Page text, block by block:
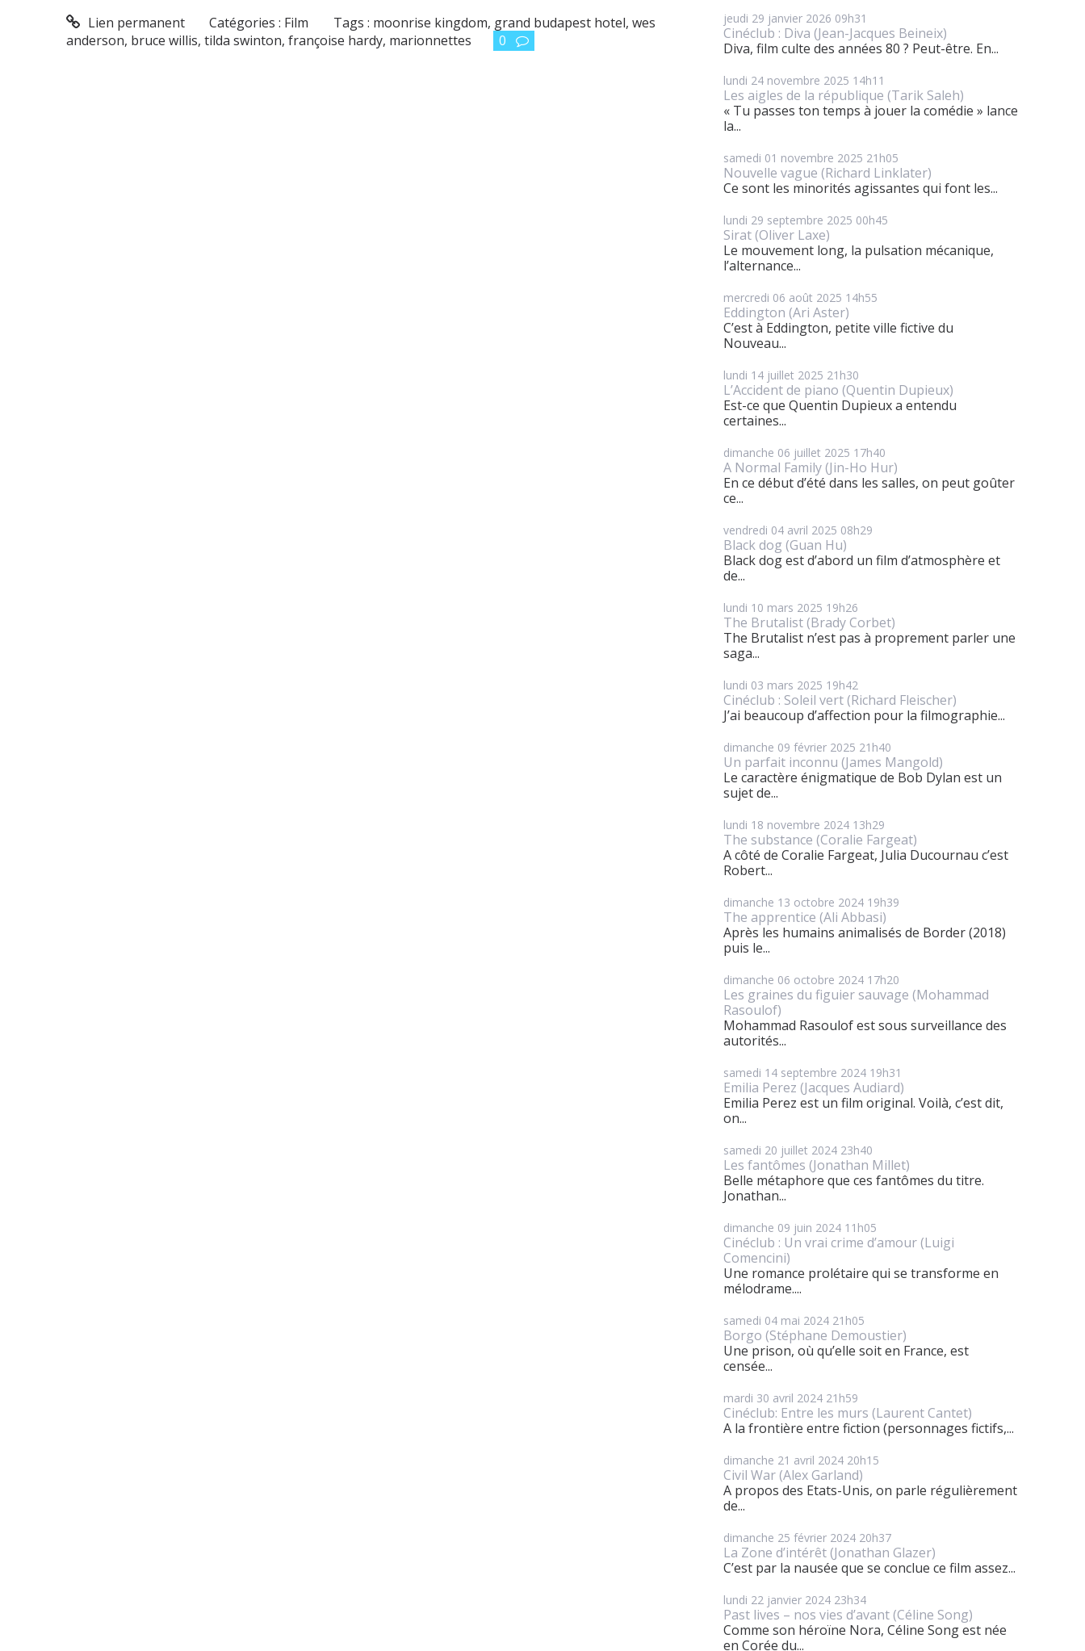
Lien permanent Catégories : Film Tags : moonrise kingdom, grand budapest hotel,wes
anderson, bruce willis, tilda swinton, françoise hardy, marionnettes 0
jeudi 29 janvier 2026 09h31
Cinéclub : Diva (Jean-Jacques Beineix)
Diva, film culte des années 80 ? Peut-être. En...
lundi 24 novembre 2025 14h11
Les aigles de la république (Tarik Saleh)
« Tu passes ton temps à jouer la comédie » lance
la...
samedi 01 novembre 2025 21h05
Nouvelle vague (Richard Linklater)
Ce sont les minorités agissantes qui font les...
lundi 29 septembre 2025 00h45
Sirat (Oliver Laxe)
Le mouvement long, la pulsation mécanique,
l’alternance...
mercredi 06 août 2025 14h55
Eddington (Ari Aster)
C’est à Eddington, petite ville fictive du
Nouveau...
lundi 14 juillet 2025 21h30
L’Accident de piano (Quentin Dupieux)
Est-ce que Quentin Dupieux a entendu
certaines...
dimanche 06 juillet 2025 17h40
A Normal Family (Jin-Ho Hur)
En ce début d’été dans les salles, on peut goûter
ce...
vendredi 04 avril 2025 08h29
Black dog (Guan Hu)
Black dog est d’abord un film d’atmosphère et
de...
lundi 10 mars 2025 19h26
The Brutalist (Brady Corbet)
The Brutalist n’est pas à proprement parler une
saga...
lundi 03 mars 2025 19h42
Cinéclub : Soleil vert (Richard Fleischer)
J’ai beaucoup d’affection pour la filmographie...
dimanche 09 février 2025 21h40
Un parfait inconnu (James Mangold)
Le caractère énigmatique de Bob Dylan est un
sujet de...
lundi 18 novembre 2024 13h29
The substance (Coralie Fargeat)
A côté de Coralie Fargeat, Julia Ducournau c’est
Robert...
dimanche 13 octobre 2024 19h39
The apprentice (Ali Abbasi)
Après les humains animalisés de Border (2018)
puis le...
dimanche 06 octobre 2024 17h20
Les graines du figuier sauvage (Mohammad
Rasoulof)
Mohammad Rasoulof est sous surveillance des
autorités...
samedi 14 septembre 2024 19h31
Emilia Perez (Jacques Audiard)
Emilia Perez est un film original. Voilà, c’est dit,
on...
samedi 20 juillet 2024 23h40
Les fantômes (Jonathan Millet)
Belle métaphore que ces fantômes du titre.
Jonathan...
dimanche 09 juin 2024 11h05
Cinéclub : Un vrai crime d’amour (Luigi
Comencini)
Une romance prolétaire qui se transforme en
mélodrame....
samedi 04 mai 2024 21h05
Borgo (Stéphane Demoustier)
Une prison, où qu’elle soit en France, est
censée...
mardi 30 avril 2024 21h59
Cinéclub: Entre les murs (Laurent Cantet)
A la frontière entre fiction (personnages fictifs,...
dimanche 21 avril 2024 20h15
Civil War (Alex Garland)
A propos des Etats-Unis, on parle régulièrement
de...
dimanche 25 février 2024 20h37
La Zone d’intérêt (Jonathan Glazer)
C’est par la nausée que se conclue ce film assez...
lundi 22 janvier 2024 23h34
Past lives – nos vies d’avant (Céline Song)
Comme son héroïne Nora, Céline Song est née
en Corée du...